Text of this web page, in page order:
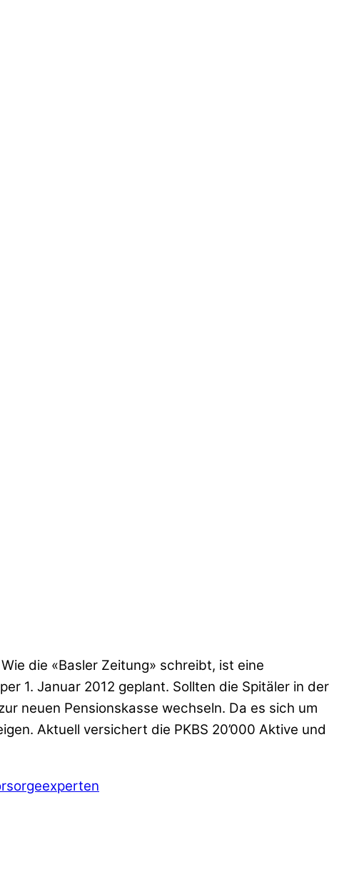
die «Basler Zeitung» schreibt, ist eine
1. Januar 2012 geplant. Sollten die Spitäler in der
neuen Pensionskasse wechseln. Da es sich um
Aktuell versichert die PKBS 20’000 Aktive und